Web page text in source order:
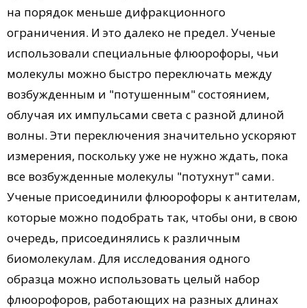
на порядок меньше дифракционного
ограничения. И это далеко не предел. Ученые
использовали специальные флюорофоры, чьи
молекулы можно быстро переключать между
возбужденным и "потушенным" состоянием,
облучая их импульсами света с разной длиной
волны. Эти переключения значительно ускоряют
измерения, поскольку уже не нужно ждать, пока
все возбужденные молекулы "потухнут" сами.
Ученые присоединили флюорофоры к антителам,
которые можно подобрать так, чтобы они, в свою
очередь, присоединялись к различным
биомолекулам. Для исследования одного
образца можно использовать целый набор
флюорофоров, работающих на разных длинах